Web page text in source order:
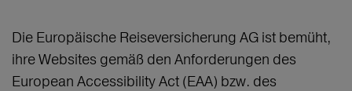
Die Europäische Reiseversicherung AG ist bemüht,
ihre Websites gemäß den Anforderungen des
European Accessibility Act (EAA) bzw. des